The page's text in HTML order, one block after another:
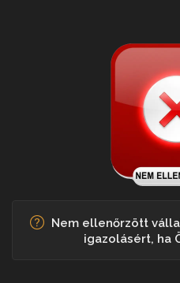
Nem ellenőrzött
igazolásért, ha